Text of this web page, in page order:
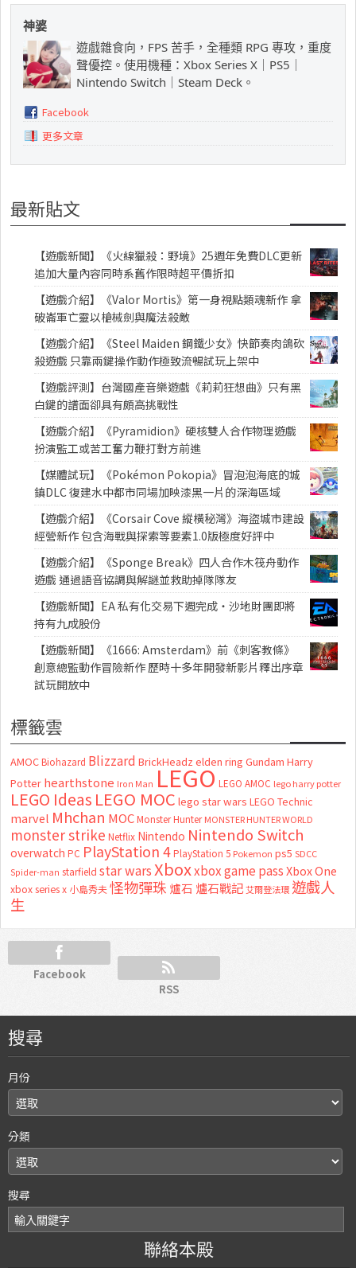
神婆
遊戲雜食向，FPS 苦手，全種類 RPG 專攻，重度
聲優控。使用機種：Xbox Series X｜PS5｜
Nintendo Switch｜Steam Deck。
Facebook
更多文章
最新貼文
【遊戲新聞】《火線獵殺：野境》25週年免費DLC更新
追加大量內容同時系舊作限時超平價折扣
【遊戲介紹】《Valor Mortis》第一身視點類魂新作 拿
破崙軍亡靈以槍械劍與魔法殺敵
【遊戲介紹】《Steel Maiden 鋼鐵少女》快節奏肉鴿砍
殺遊戲 只靠兩鍵操作動作極致流暢試玩上架中
【遊戲評測】台灣國產音樂遊戲《莉莉狂想曲》只有黑
白鍵的譜面卻具有頗高挑戰性
【遊戲介紹】《Pyramidion》硬核雙人合作物理遊戲
扮演監工或苦工奮力鞭打對方前進
【媒體試玩】《Pokémon Pokopia》冒泡泡海底的城
鎮DLC 復建水中都市同場加映漆黑一片的深海區域
【遊戲介紹】《Corsair Cove 縱橫秘灣》海盜城市建設
經營新作 包含海戰與探索等要素1.0版極度好評中
【遊戲介紹】《Sponge Break》四人合作木筏舟動作
遊戲 通過語音協調與解謎並救助掉隊隊友
【遊戲新聞】EA 私有化交易下週完成・沙地財團即將
持有九成股份
【遊戲新聞】《1666: Amsterdam》前《刺客教條》
創意總監動作冒險新作 歷時十多年開發新影片釋出序章
試玩開放中
標籤雲
AMOC Biohazard Blizzard BrickHeadz elden ring Gundam Harry
Potter hearthstone Iron Man LEGO LEGO AMOC lego harry potter
LEGO Ideas LEGO MOC lego star wars LEGO Technic
marvel Mhchan MOC Monster Hunter MONSTER HUNTER WORLD
monster strike Netflix Nintendo Nintendo Switch
overwatch PC PlayStation 4 PlayStation 5 Pokemon ps5 SDCC
Spider-man starfield star warsXboxxbox game passXbox One
xbox series x 小島秀夫怪物彈珠 爐石 爐石戰記艾爾登法環 遊戲人
生
Facebook
RSS
搜尋
月份
分類
搜尋
聯絡本殿